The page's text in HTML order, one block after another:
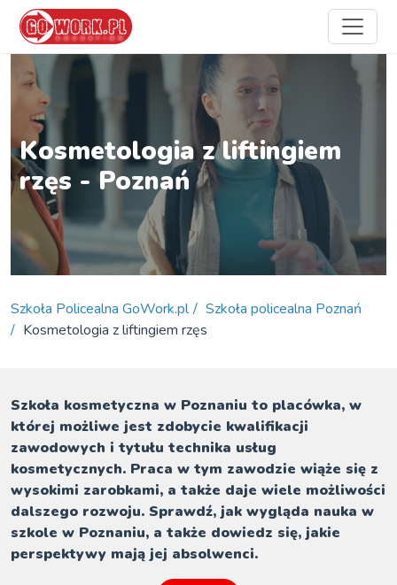
Kosmetologia z liftingiem
rzęs - Poznań
Szkoła Policealna GoWork.pl
Szkoła policealna Poznań
Kosmetologia z liftingiem rzęs
Szkoła kosmetyczna w Poznaniu to placówka, w
której możliwe jest zdobycie kwalifikacji
zawodowych i tytułu technika usług
kosmetycznych. Praca w tym zawodzie wiąże się z
wysokimi zarobkami, a także daje wiele możliwości
dalszego rozwoju. Sprawdź, jak wygląda nauka w
szkole w Poznaniu, a także dowiedz się, jakie
perspektywy mają jej absolwenci.